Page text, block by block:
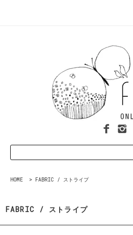
HOME > FABRIC / ストライプ
FABRIC / ストライプ